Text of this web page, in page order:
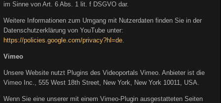
im Sinne von Art. 6 Abs. 1 lit. f DSGVO dar.
Weitere Informationen zum Umgang mit Nutzerdaten finden Sie in der
Datenschutzerklärung von YouTube unter:
https://policies.google.com/privacy?hl=de
Vimeo
Unsere Website nutzt Plugins des Videoportals Vimeo. Anbieter ist die
Vimeo Inc., 555 West 18th Street, New York, New York 10011, USA.
Wenn Sie eine unserer mit einem Vimeo-Plugin ausgestatteten Seiten